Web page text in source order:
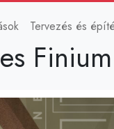
Tervezés és